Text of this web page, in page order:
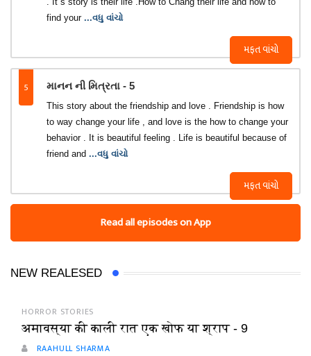
મફત વાંચો
find your ...વધુ વાંચો
5 માનન ની મિત્રતા - 5
મફત વાંચો
This story about the friendship and love . Friendship is how
to way change your life , and love is the how to change your
behavior . It is beautiful feeling . Life is beautiful because of
friend and ...વધુ વાંચો
Read all episodes on App
NEW REALESED
HORROR STORIES
अमावस्या की काली रात एक खोफ या श्राप - 9
RAAHULL SHARMA